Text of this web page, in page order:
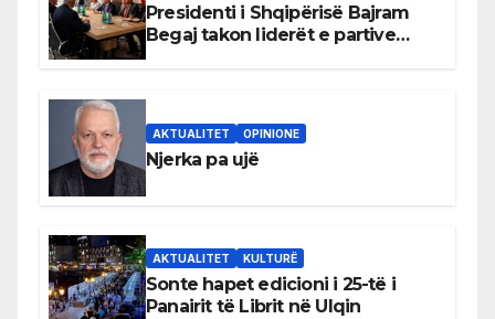
Presidenti i Shqipërisë Bajram
Begaj takon liderët e partive
AKTUALITET OPINIONE
Njerka pa ujë
AKTUALITET KULTURË
Sonte hapet edicioni i 25-të i
Panairit të Librit në Ulqin